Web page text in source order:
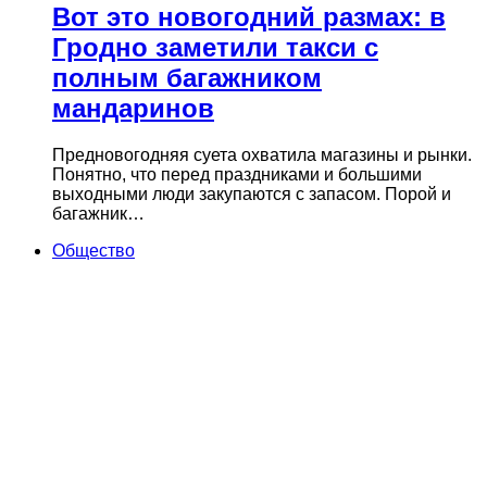
Вот это новогодний размах: в
Гродно заметили такси с
полным багажником
мандаринов
Предновогодняя суета охватила магазины и рынки.
Понятно, что перед праздниками и большими
выходными люди закупаются с запасом. Порой и
багажник…
Общество